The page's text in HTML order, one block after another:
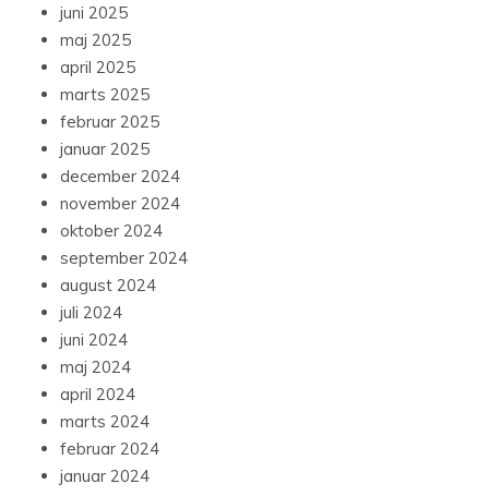
juni 2025
maj 2025
april 2025
marts 2025
februar 2025
januar 2025
december 2024
november 2024
oktober 2024
september 2024
august 2024
juli 2024
juni 2024
maj 2024
april 2024
marts 2024
februar 2024
januar 2024